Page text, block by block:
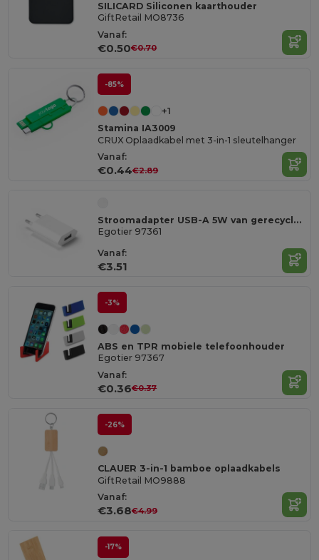
SILICARD Siliconen kaarthouder
GiftRetail MO8736
Vanaf:
€0.50€0.70
-85%
+1
Stamina IA3009
CRUX Oplaadkabel met 3-in-1 sleutelhanger
Vanaf:
€0.44€2.89
Stroomadapter USB-A 5W van gerecycled ABS (100% rABS)
Egotier 97361
Vanaf:
€3.51
-3%
ABS en TPR mobiele telefoonhouder
Egotier 97367
Vanaf:
€0.36€0.37
-26%
CLAUER 3-in-1 bamboe oplaadkabels
GiftRetail MO9888
Vanaf:
€3.68€4.99
-17%